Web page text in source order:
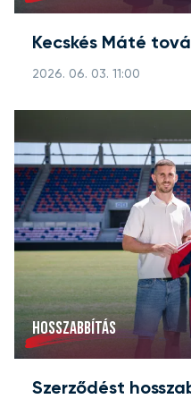
Kecskés Máté
2026. 06. 03. 11:00
HOSSZABBÍTÁS
Szerződést